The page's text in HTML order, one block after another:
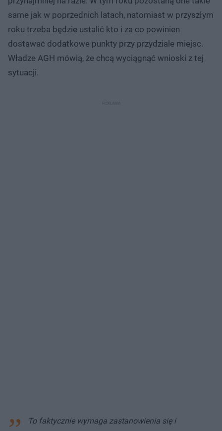
same jak w poprzednich latach, natomiast w przyszłym
roku trzeba będzie ustalić kto i za co powinien
dostawać dodatkowe punkty przy przydziale miejsc.
Władze AGH mówią, że chcą wyciągnąć wnioski z tej
sytuacji.
To faktycznie wymaga zastanowienia się i